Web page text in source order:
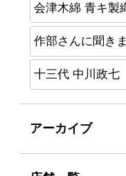
会津木綿 青キ製
作部さんに聞き
十三代 中川政七
アーカイブ